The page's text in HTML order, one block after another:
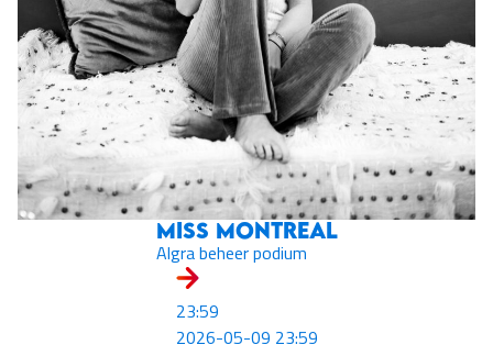
Miss Montreal
Algra beheer podium
23:59
2026-05-09 23:59